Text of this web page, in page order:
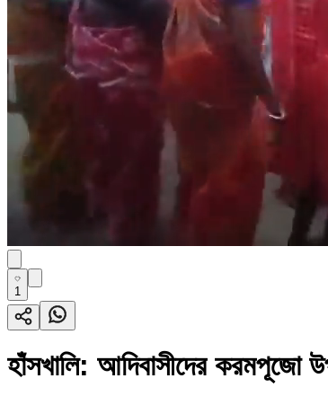
1
হাঁসখালি: আদিবাসীদের করমপূজো